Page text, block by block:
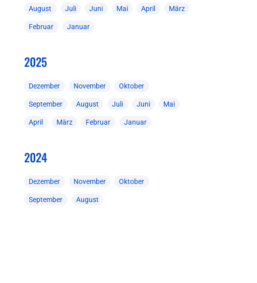
August Juli Juni Mai April März
Februar Januar
2025
Dezember November Oktober
September August Juli Juni Mai
April März Februar Januar
2024
Dezember November Oktober
September August